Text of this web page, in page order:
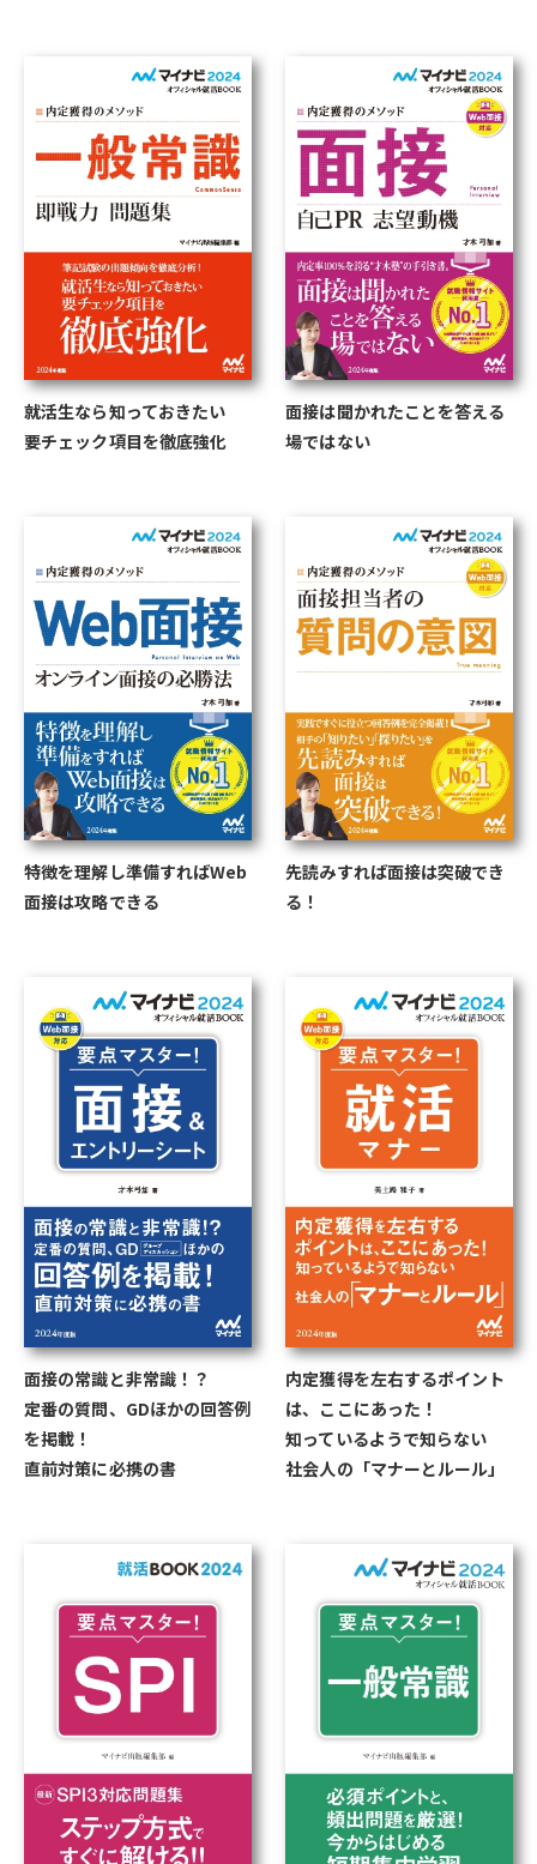
就活生なら知っておきたい
要チェック項目を徹底強化
面接は聞かれたことを答える
場ではない
特徴を理解し準備すればWeb
面接は攻略できる
先読みすれば面接は突破でき
る！
面接の常識と非常識！？
定番の質問、GDほかの回答例
を掲載！
直前対策に必携の書
内定獲得を左右するポイント
は、ここにあった！
知っているようで知らない
社会人の「マナーとルール」